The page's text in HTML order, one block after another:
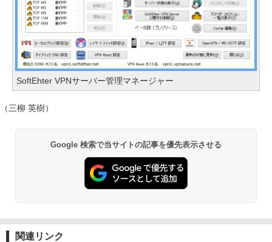
SoftEhter VPNサーバー管理マネージャー
（三柳 英樹）
Google 検索で当サイトの記事を優先表示させる
関連リンク